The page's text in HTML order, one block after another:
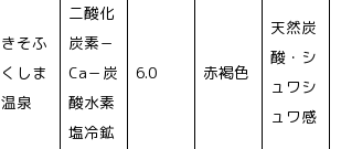
きそふ
くしま
温泉
二酸化
炭素－
Ca－炭
酸水素
塩冷鉱
6.0 赤褐色
天然炭
酸・シ
ュワシ
ュワ感